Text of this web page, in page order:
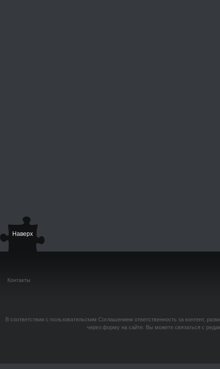
Наверх
Контакты
В соответствии с пользовательским Соглашением ответственность за контент,
через форму на сайте. Вы можете связаться с